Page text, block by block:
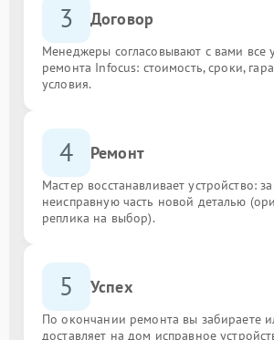
3 Договор
Менеджеры согласовывают с вами все
ремонта Infocus: стоимость, сроки,
условия.
4 Ремонт
Мастер восстанавливает устройство:
неисправную часть новой деталью
реплика на выбор).
5 Успех
По окончании ремонта вы забираете
доставляет на дом исправное